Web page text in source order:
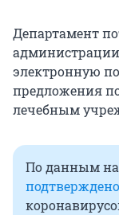
Департамент
электронную
предложения
лечебным
По данным на
подтверждено